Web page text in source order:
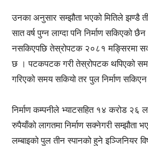
उनका अनुसार सम्झौता भएको मितिले झण्डै
सात वर्ष पुग्न लाग्दा पनि निर्माण सकिएको
नसकिएपछि तेस्रोपटक २०८१ मङ्सिरमा
छ । पटकपटक गरी तेस्रोपटक थपिएको
गरिएको समय सकियो तर पुल निर्माण
निर्माण कम्पनीले भ्याटसहित १४ करोड
रुपैयाँको लागतमा निर्माण सक्नेगरी
लम्बाइको पुल तीन स्पानको हुने इञ्जिनियर